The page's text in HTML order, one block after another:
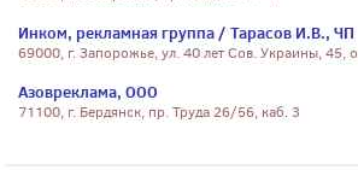
Инком, рекламная группа / Тарасов И.В., ЧП
69000, г. Запорожье, ул. 40 лет Сов. Украины, 45,
Азовреклама, ООО
71100, г. Бердянск, пр. Труда 26/56, каб. 3